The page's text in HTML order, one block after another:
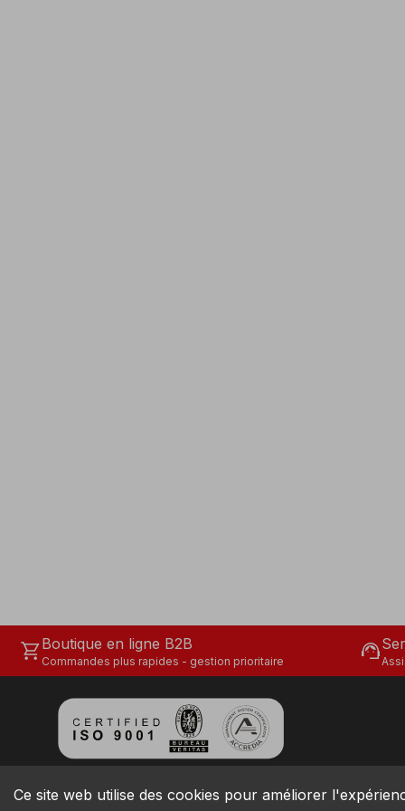
shopping_cartBoutique en ligne B2B
Commandes plus rapides - gestion prioritaire support_agent
Ce site web utilise des cookies pour améliorer